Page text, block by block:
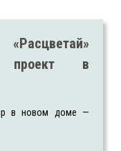
проект в
в новом доме —